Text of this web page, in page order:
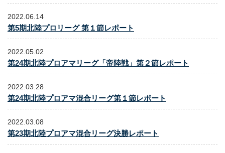
2022.06.14
第5期北陸プロリーグ 第１節レポート
2022.05.02
第24期北陸プロアマリーグ「帝陸戦」第２節レポート
2022.03.28
第24期北陸プロアマ混合リーグ第１節レポート
2022.03.08
第23期北陸プロアマ混合リーグ決勝レポート